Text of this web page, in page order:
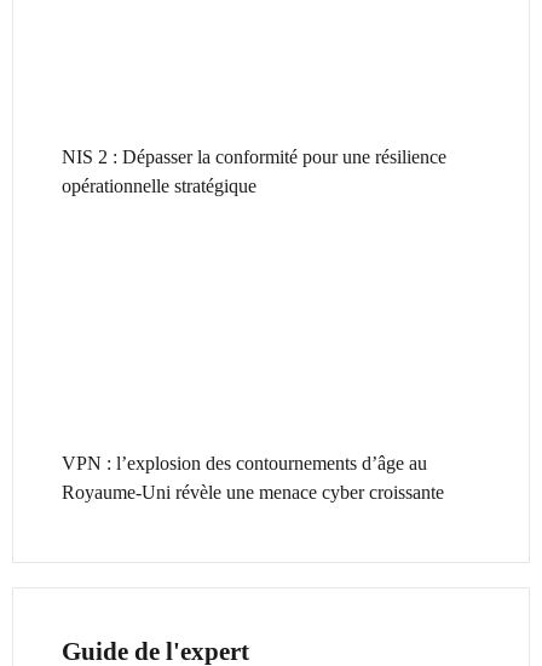
NIS 2 : Dépasser la conformité pour une résilience
opérationnelle stratégique
VPN : l’explosion des contournements d’âge au
Royaume-Uni révèle une menace cyber croissante
Guide de l'expert